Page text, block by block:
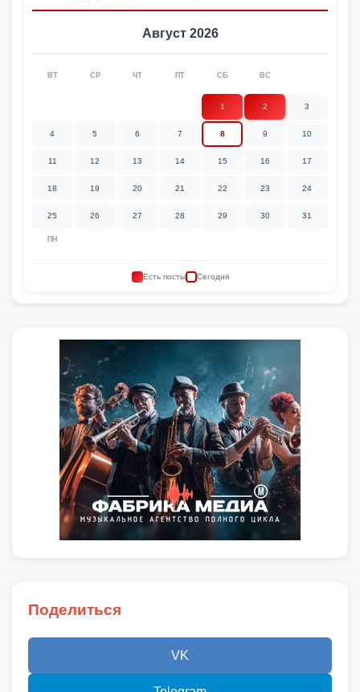
Август 2026
ПН
ВТ СР ЧТ ПТ СБ ВС
1 2 3
4 5 6 7 8 9 10
11 12 13 14 15 16 17
18 19 20 21 22 23 24
25 26 27 28 29 30 31
Есть посты Сегодня
Поделиться
VK